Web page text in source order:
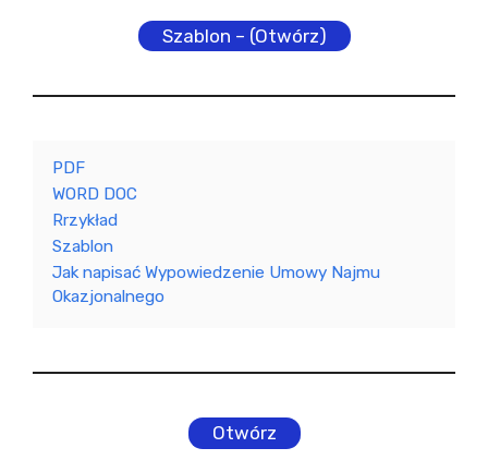
Szablon – (Otwórz)
PDF
WORD DOC
Rrzykład
Szablon
Jak napisać Wypowiedzenie Umowy Najmu
Okazjonalnego
Otwórz